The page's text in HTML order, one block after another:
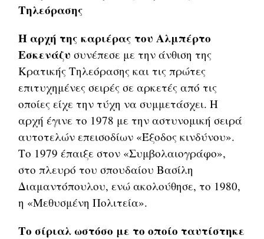
Τηλεόρασης
Η αρχή της καριέρας του Αλμπέρτο
Εσκενάζυ συνέπεσε με την άνθιση της
Κρατικής Τηλεόρασης και τις πρώτες
επιτυχημένες σειρές σε αρκετές από τις
οποίες είχε την τύχη να συμμετάσχει. Η
αρχή έγινε το 1978 με την αστυνομική σειρά
αυτοτελών επεισοδίων «Έξοδος κινδύνου».
Το 1979 έπαιξε στον «Συμβολαιογράφο»,
στο πλευρό του σπουδαίου Βασίλη
Διαμαντόπουλου, ενώ ακολούθησε, το 1980,
η «Μεθυσμένη Πολιτεία».
Το σίριαλ ωστόσο με το οποίο ταυτίστηκε